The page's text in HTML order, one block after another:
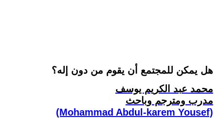
هل يمكن للمجتمع أن يقوم من دون إله؟
محمد عبد الكريم يوسف
مدرب ومترجم وباحث
(Mohammad Abdul-karem Yousef)